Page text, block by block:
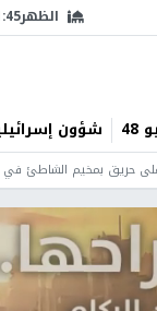
الظهر
شؤون
على حريق بمخيم الشاطئ في